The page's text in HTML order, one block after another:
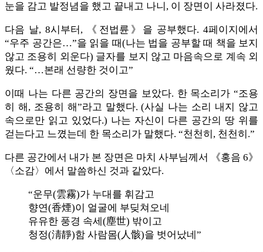
눈을 감고 발정념을 했고 끝내고 나니, 이 장면이 사라졌다.
다음 날, 8시부터, 《전법륜》을 공부했다. 4페이지에서
“우주 공간은…”을 읽을 때(나는 법을 공부할 때 책을 보지
않고 조용히 외운다) 글자를 보지 않고 마음속으로 계속 외
웠다. “…본래 선량한 것이고”
이때 나는 다른 공간의 장면을 보았다. 한 목소리가 “조용
히 해, 조용히 해”라고 말했다. (사실 나는 소리 내지 않고
속으로만 읽고 있었다.) 나는 자신이 다른 공간의 땅 위를
걷는다고 느꼈는데 한 목소리가 말했다. “천천히, 천천히.”
다른 공간에서 내가 본 장면은 마치 사부님께서 《홍음 6》
〈소감〉에서 말씀하신 것과 같았다.
“운무(雲霧)가 누대를 휘감고
향연(香煙)이 얼굴에 부딪쳐오네
유유한 풍경 속세(塵世) 밖이고
청정(淸靜)함 사람몸(人骸)을 벗어났네”